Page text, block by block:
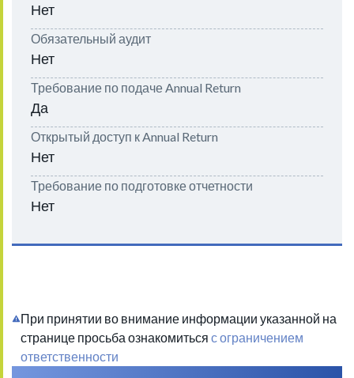
Нет
Обязательный аудит
Нет
Требование по подаче Annual Return
Да
Открытый доступ к Annual Return
Нет
Требование по подготовке отчетности
Нет
При принятии во внимание информации указанной на
странице просьба ознакомиться с ограничением
ответственности